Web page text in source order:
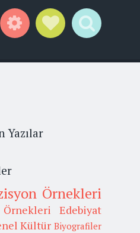
Yazılar
Örnekleri
Edebiyat
Kültür Biyografiler